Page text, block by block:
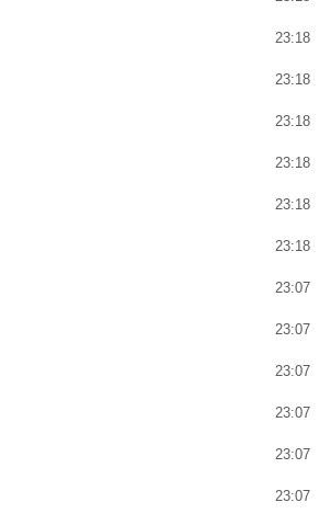
23:18
23:18
23:18
23:18
23:18
23:18
23:07
23:07
23:07
23:07
23:07
23:07